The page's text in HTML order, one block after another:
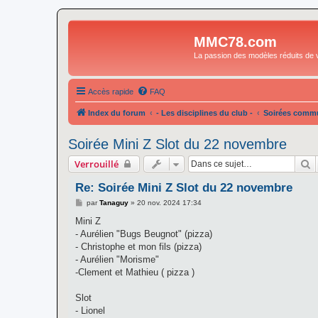
MMC78.com
La passion des modèles réduits de
Accès rapide FAQ
Index du forum - Les disciplines du club - Soirées
Soirée Mini Z Slot du 22 novembre
Verrouillé
Re: Soirée Mini Z Slot du 22 novembre
M
s
a
g
parTanaguy» 20 nov. 2024 17:34
Mini Z
- Aurélien "Bugs Beugnot" (pizza)
- Christophe et mon fils (pizza)
- Aurélien "Morisme"
-Clement et Mathieu ( pizza )
Slot
- Lionel